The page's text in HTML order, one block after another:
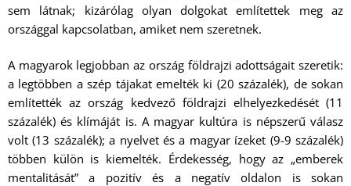
sem látnak; kizárólag olyan dolgokat említettek meg az
országgal kapcsolatban, amiket nem szeretnek.
A magyarok legjobban az ország földrajzi adottságait szeretik:
a legtöbben a szép tájakat emelték ki (20 százalék), de sokan
említették az ország kedvező földrajzi elhelyezkedését (11
százalék) és klímáját is. A magyar kultúra is népszerű válasz
volt (13 százalék); a nyelvet és a magyar ízeket (9-9 százalék)
többen külön is kiemelték. Érdekesség, hogy az „emberek
mentalitását” a pozitív és a negatív oldalon is sokan